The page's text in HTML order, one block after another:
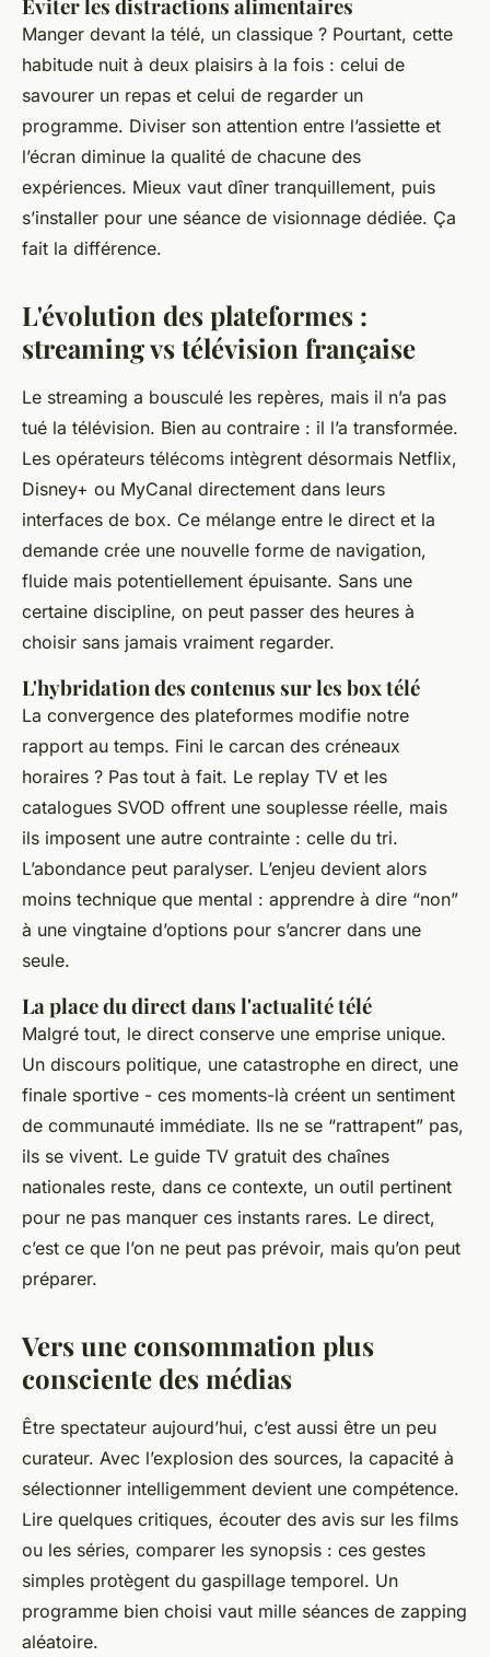
Éviter les distractions alimentaires
Manger devant la télé, un classique ? Pourtant, cette
habitude nuit à deux plaisirs à la fois : celui de
savourer un repas et celui de regarder un
programme. Diviser son attention entre l’assiette et
l’écran diminue la qualité de chacune des
expériences. Mieux vaut dîner tranquillement, puis
s’installer pour une séance de visionnage dédiée. Ça
fait la différence.
L'évolution des plateformes :
streaming vs télévision française
Le streaming a bousculé les repères, mais il n’a pas
tué la télévision. Bien au contraire : il l’a transformée.
Les opérateurs télécoms intègrent désormais Netflix,
Disney+ ou MyCanal directement dans leurs
interfaces de box. Ce mélange entre le direct et la
demande crée une nouvelle forme de navigation,
fluide mais potentiellement épuisante. Sans une
certaine discipline, on peut passer des heures à
choisir sans jamais vraiment regarder.
L'hybridation des contenus sur les box télé
La convergence des plateformes modifie notre
rapport au temps. Fini le carcan des créneaux
horaires ? Pas tout à fait. Le replay TV et les
catalogues SVOD offrent une souplesse réelle, mais
ils imposent une autre contrainte : celle du tri.
L’abondance peut paralyser. L’enjeu devient alors
moins technique que mental : apprendre à dire “non”
à une vingtaine d’options pour s’ancrer dans une
seule.
La place du direct dans l'actualité télé
Malgré tout, le direct conserve une emprise unique.
Un discours politique, une catastrophe en direct, une
finale sportive - ces moments-là créent un sentiment
de communauté immédiate. Ils ne se “rattrapent” pas,
ils se vivent. Le guide TV gratuit des chaînes
nationales reste, dans ce contexte, un outil pertinent
pour ne pas manquer ces instants rares. Le direct,
c’est ce que l’on ne peut pas prévoir, mais qu’on peut
préparer.
Vers une consommation plus
consciente des médias
Être spectateur aujourd’hui, c’est aussi être un peu
curateur. Avec l’explosion des sources, la capacité à
sélectionner intelligemment devient une compétence.
Lire quelques critiques, écouter des avis sur les films
ou les séries, comparer les synopsis : ces gestes
simples protègent du gaspillage temporel. Un
programme bien choisi vaut mille séances de zapping
aléatoire.